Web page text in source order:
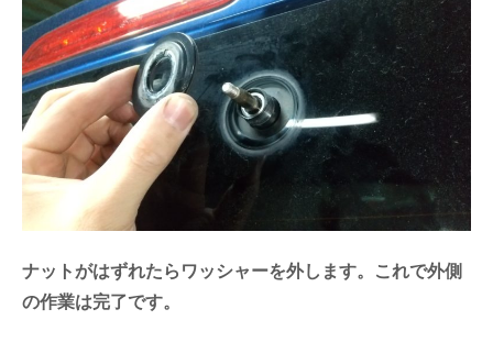
ナットがはずれたらワッシャーを外します。これで外側
の作業は完了です。